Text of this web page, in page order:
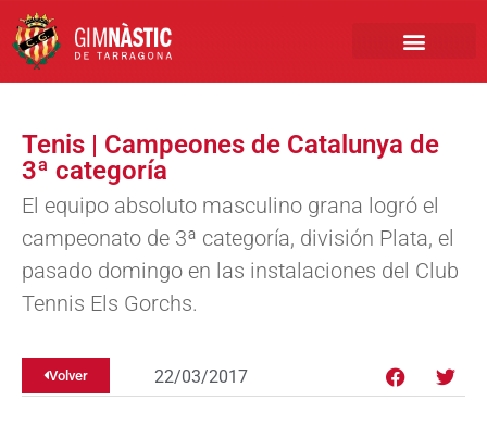
Tenis | Campeones de Catalunya de
3ª categoría
El equipo absoluto masculino grana logró el
campeonato de 3ª categoría, división Plata, el
pasado domingo en las instalaciones del Club
Tennis Els Gorchs.
Volver 22/03/2017